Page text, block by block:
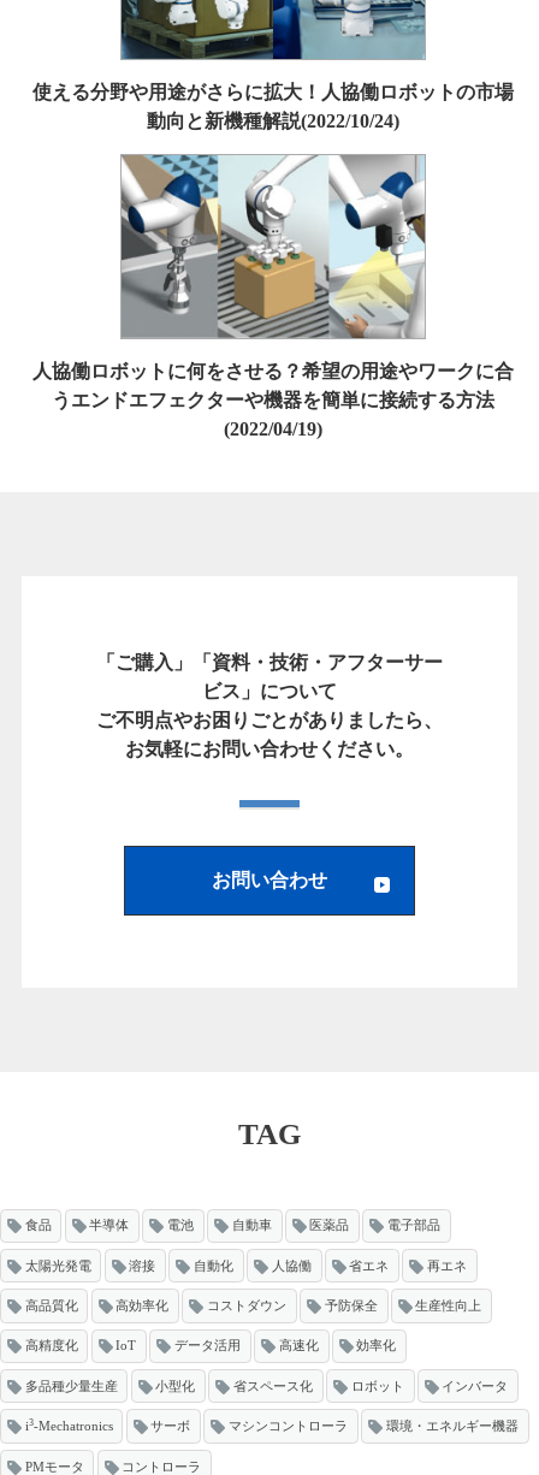
使える分野や用途がさらに拡大！人協働ロボットの市場
動向と新機種解説(2022/10/24)
人協働ロボットに何をさせる？希望の用途やワークに合
うエンドエフェクターや機器を簡単に接続する方法
(2022/04/19)
「ご購入」「資料・技術・アフターサー
ビス」について
ご不明点やお困りごとがありましたら、
お気軽にお問い合わせください。
お問い合わせ
TAG
食品 半導体 電池 自動車 医薬品 電子部品
太陽光発電 溶接 自動化 人協働 省エネ 再エネ
高品質化 高効率化 コストダウン 予防保全 生産性向上
高精度化 IoT データ活用 高速化 効率化
多品種少量生産 小型化 省スペース化 ロボット インバータ
i3-Mechatronics サーボ マシンコントローラ 環境・エネルギー機器
PMモータ コントローラ